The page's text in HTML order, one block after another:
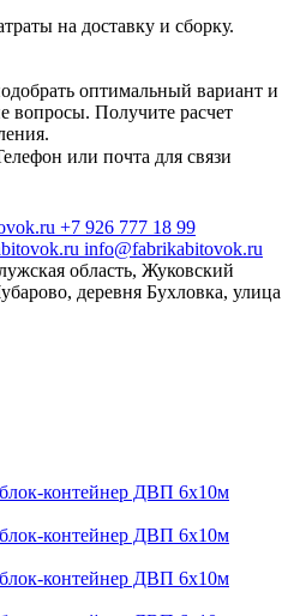
на доставку и сборку.
оптимальный вариант и
вопросы. Получите расчет
или почта для связи
+7 926 777 18 99
info@fabrikabitovok.ru
область, Жуковский
деревня Бухловка, улица
контейнер ДВП 6х10м
контейнер ДВП 6х10м
контейнер ДВП 6х10м